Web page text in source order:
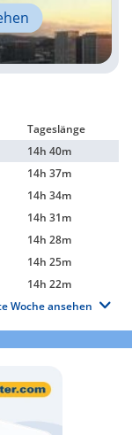
Tageslänge
14h 40m
14h 37m
14h 34m
14h 31m
14h 28m
14h 25m
14h 22m
Woche ansehen